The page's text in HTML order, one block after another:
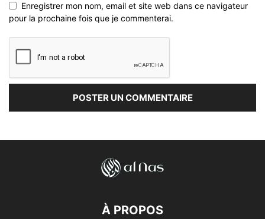
Enregistrer mon nom, email et site web dans ce navigateur
pour la prochaine fois que je commenterai.
À PROPOS